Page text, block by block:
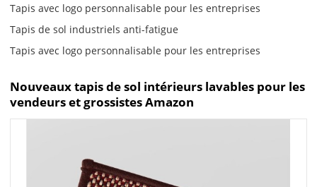
Tapis avec logo personnalisable pour les entreprises
Tapis de sol industriels anti-fatigue
Tapis avec logo personnalisable pour les entreprises
Nouveaux tapis de sol intérieurs lavables pour les
vendeurs et grossistes Amazon